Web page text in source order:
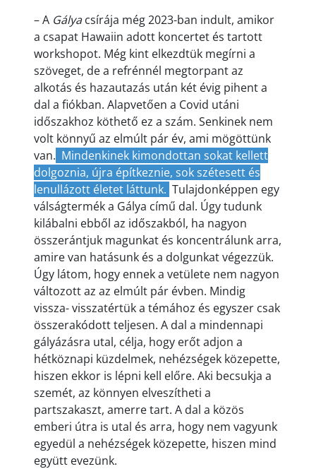
– A Gályacsírája még 2023-ban indult, amikor
a csapat Hawaiin adott koncertet és tartott
workshopot. Még kint elkezdtük megírni a
szöveget, de a refrénnél megtorpant az
alkotás és hazautazás után két évig pihent a
dal a fiókban. Alapvetően a Covid utáni
időszakhoz köthető ez a szám. Senkinek nem
volt könnyű az elmúlt pár év, ami mögöttünk
van. Mindenkinek kimondottan sokat kellett
dolgoznia, újra építkeznie, sok szétesett és
lenullázott életet láttunk. Tulajdonképpen egy
válságtermék a Gálya című dal. Úgy tudunk
kilábalni ebből az időszakból, ha nagyon
összerántjuk magunkat és koncentrálunk arra,
amire van hatásunk és a dolgunkat végezzük.
Úgy látom, hogy ennek a vetülete nem nagyon
változott az az elmúlt pár évben. Mindig
vissza- visszatértük a témához és egyszer csak
összerakódott teljesen. A dal a mindennapi
gályázásra utal, célja, hogy erőt adjon a
hétköznapi küzdelmek, nehézségek közepette,
hiszen ekkor is lépni kell előre. Aki becsukja a
szemét, az könnyen elveszítheti a
partszakaszt, amerre tart. A dal a közös
emberi útra is utal és arra, hogy nem vagyunk
egyedül a nehézségek közepette, hiszen mind
együtt evezünk.